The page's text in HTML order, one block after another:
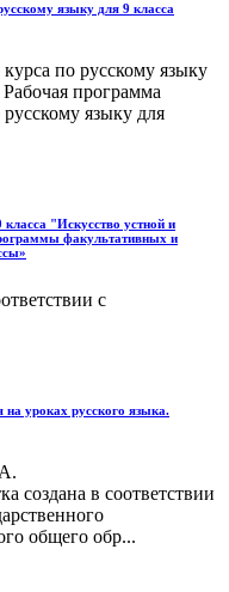
языку для 9 класса
по русскому языку
программа
языку для
"Искусство устной и
факультативных и
с
уроках русского языка.
создана в соответствии
общего обр...